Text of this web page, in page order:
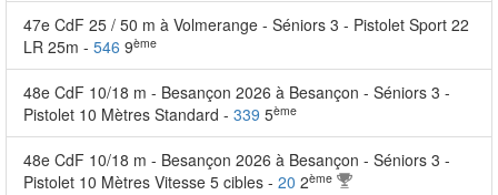
47e CdF 25 / 50 m à Volmerange - Séniors 3 - Pistolet Sport 22
LR 25m - 546 9ème
48e CdF 10/18 m - Besançon 2026 à Besançon - Séniors 3 -
Pistolet 10 Mètres Standard - 339 5ème
48e CdF 10/18 m - Besançon 2026 à Besançon - Séniors 3 -
Pistolet 10 Mètres Vitesse 5 cibles - 20 2ème